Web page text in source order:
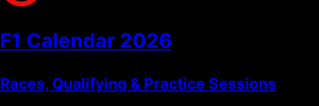
F1 Calendar 2026
Races, Qualifying & Practice Sessions